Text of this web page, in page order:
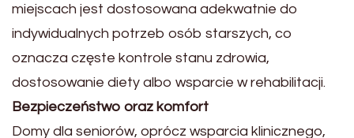
miejscach jest dostosowana adekwatnie do
indywidualnych potrzeb osób starszych, co
oznacza częste kontrole stanu zdrowia,
dostosowanie diety albo wsparcie w rehabilitacji.
Bezpieczeństwo oraz komfort
Domy dla seniorów, oprócz wsparcia klinicznego,